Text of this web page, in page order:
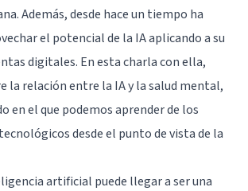
Además, desde hace un tiempo ha
el potencial de la IA aplicando a su
digitales. En esta charla con ella,
la relación entre la IA y la salud mental,
en el que podemos aprender de los
desde el punto de vista de la
artificial puede llegar a ser una